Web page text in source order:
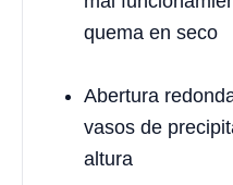
quema en seco
Abertura
vasos de
altura